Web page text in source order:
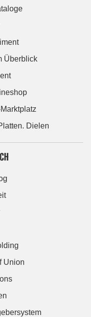
Überblick
Dielen
Union